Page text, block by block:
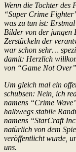
Wenn die Tochter des
“Super Crime
was zu tun ist:
Bilder von der jungen
Zerstückeln der
war schon sehr…
damit: Herzlich
von “Game Not
Um gleich mal ein
schubsen: Nein, ich
namens “Crime
halbwegs stabile
namens “StarCraft
natürlich von dem
veröffentlicht wurde,
uns.